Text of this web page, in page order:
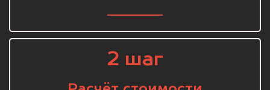
2 шаг